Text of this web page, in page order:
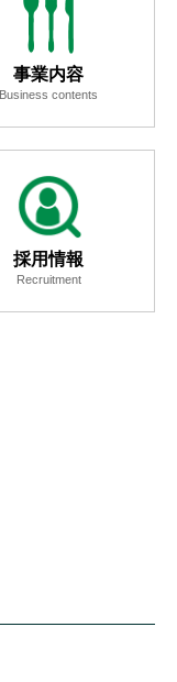
事業内容
Business contents
採用情報
Recruitment